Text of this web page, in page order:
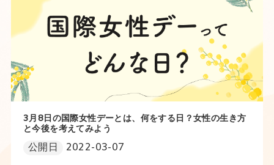
3月8日の国際女性デーとは、何をする日？女性の生き方
と今後を考えてみよう
公開日 2022-03-07